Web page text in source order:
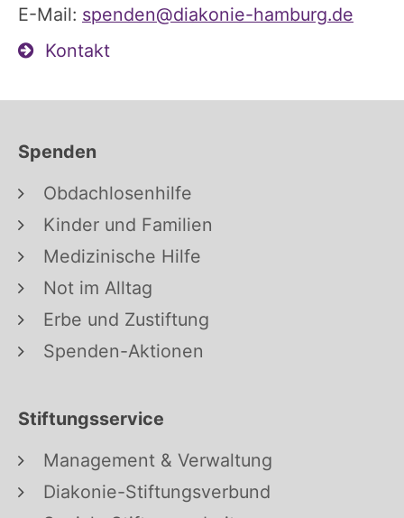
E-Mail: spenden@diakonie-hamburg.de
Kontakt
Spenden
Obdachlosenhilfe
Kinder und Familien
Medizinische Hilfe
Not im Alltag
Erbe und Zustiftung
Spenden-Aktionen
Stiftungsservice
Management & Verwaltung
Diakonie-Stiftungsverbund